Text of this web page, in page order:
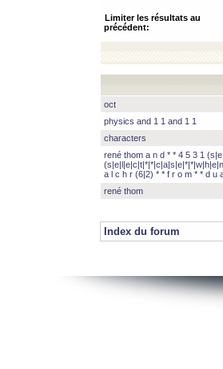
Limiter les résultats au
précédent:
oct
physics and 1 1 and 1 1
characters
rené thom a n d * * 4 5 3 1
a l c h r (6|2) * * f r o m * * d u
rené thom
Index du forum